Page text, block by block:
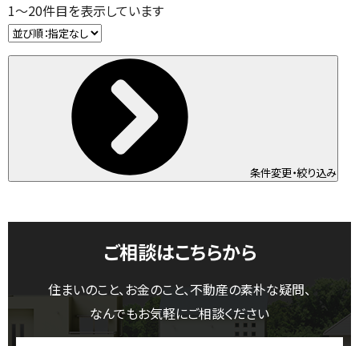
1～20件目を表示しています
条件変更・絞り込み
ご相談はこちらから
住まいのこと、お金のこと、不動産の素朴な疑問、
なんでもお気軽にご相談ください